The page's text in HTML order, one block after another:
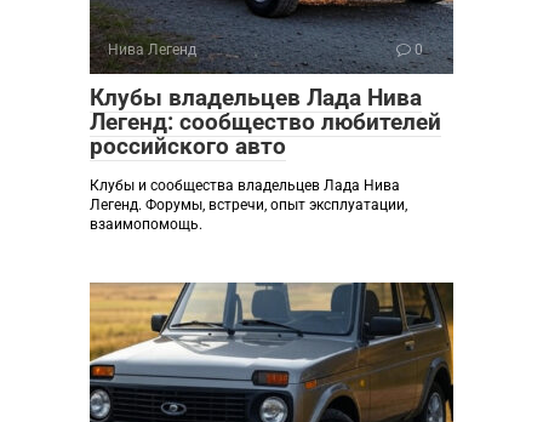
Нива Легенд 0
Клубы владельцев Лада Нива
Легенд: сообщество любителей
российского авто
Клубы и сообщества владельцев Лада Нива
Легенд. Форумы, встречи, опыт эксплуатации,
взаимопомощь.